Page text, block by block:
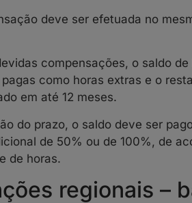
deve ser efetuada no
compensações, o saldo
como horas extras e o
em até 12 meses.
do prazo, o saldo deve ser
de 50% ou de 100%, de
de horas.
regionais –